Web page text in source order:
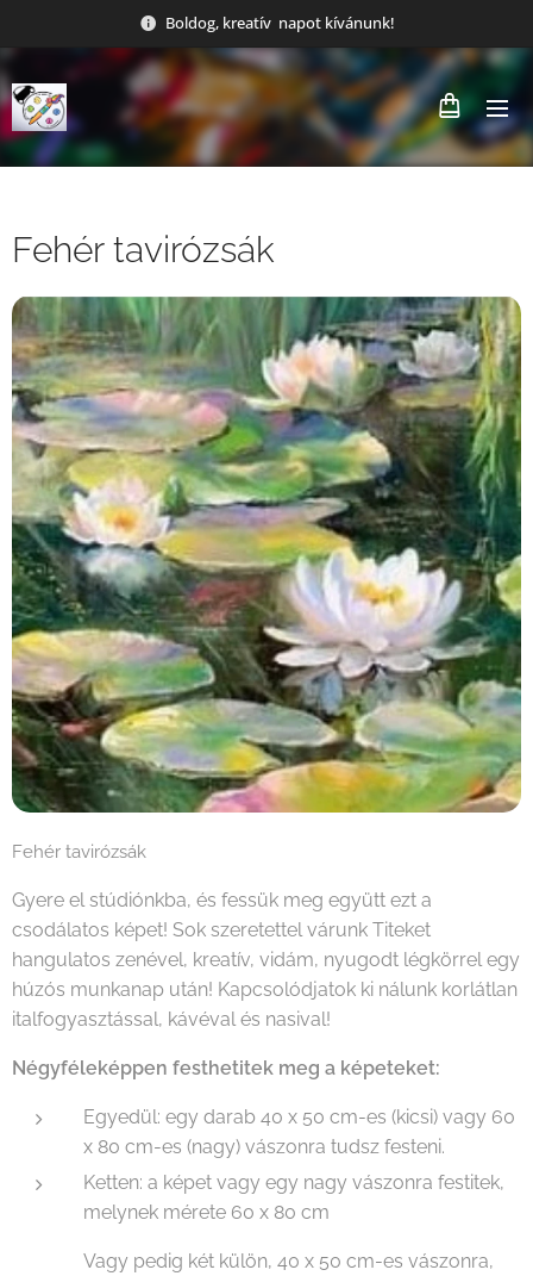
Boldog, kreatív napot kívánunk!
Fehér tavirózsák
Fehér tavirózsák
Gyere el stúdiónkba, és fessük meg együtt ezt a
csodálatos képet! Sok szeretettel várunk Titeket
hangulatos zenével, kreatív, vidám, nyugodt légkörrel egy
húzós munkanap után! Kapcsolódjatok ki nálunk korlátlan
italfogyasztással, kávéval és nasival!
Négyféleképpen festhetitek meg a képeteket:
Egyedül: egy darab 40 x 50 cm-es (kicsi) vagy 60
x 80 cm-es (nagy) vászonra tudsz festeni.
Ketten: a képet vagy egy nagy vászonra festitek,
melynek mérete 60 x 80 cm
Vagy pedig két külön, 40 x 50 cm-es vászonra,